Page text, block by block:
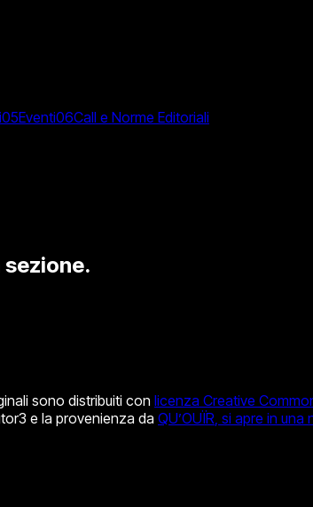
05Eventi06Call e Norme Editoriali
sono distribuiti con licenza Creative
e la provenienza da QU’OUÏR , si apre in